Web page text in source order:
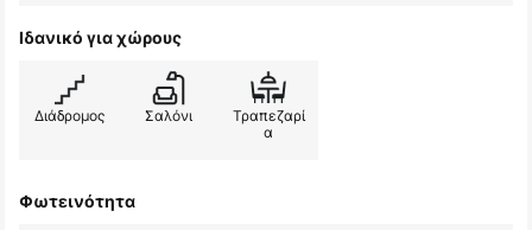
Ιδανικό για χώρους
Διάδρομος Σαλόνι
Τραπεζαρί
α
Φωτεινότητα